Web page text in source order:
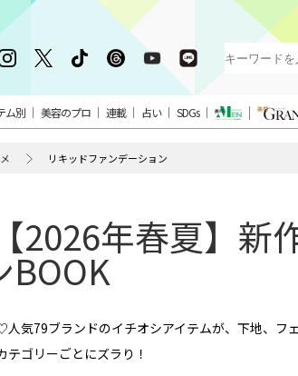
ム別 美容のプロ 連載 占い SDGs
リキッドファンデーション
2026年春夏】新
BOOK
気79ブランドのイチオシアイテムが、下地、フ
ゴリーごとにズラり！